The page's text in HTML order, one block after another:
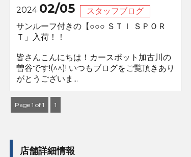
2024 02/05
スタッフブログ
サンルーフ付きの【○○○ ＳＴＩ ＳＰＯＲ
Ｔ」入荷！！
皆さんこんにちは！カースポット加古川の
曽谷です!(^^)! いつもブログをご覧頂きあり
がとうございま...
Page 1 of 1 1
店舗詳細情報